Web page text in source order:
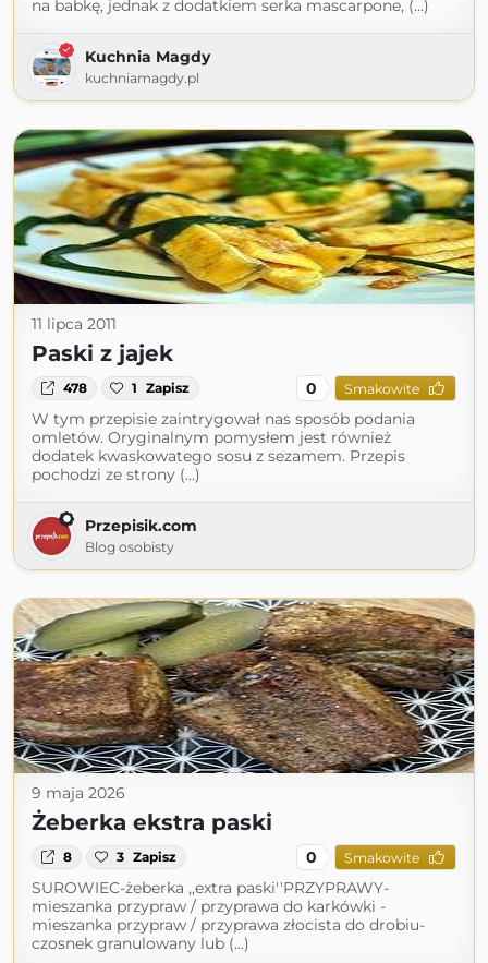
na babkę, jednak z dodatkiem serka mascarpone, (...)
Kuchnia Magdy
kuchniamagdy.pl
11 lipca 2011
Paski z jajek
478 1 Zapisz 0 Smakowite
W tym przepisie zaintrygował nas sposób podania
omletów. Oryginalnym pomysłem jest również
dodatek kwaskowatego sosu z sezamem. Przepis
pochodzi ze strony (...)
Przepisik.com
Blog osobisty
9 maja 2026
Żeberka ekstra paski
8 3 Zapisz 0 Smakowite
SUROWIEC-żeberka ,,extra paski''PRZYPRAWY-
mieszanka przypraw / przyprawa do karkówki -
mieszanka przypraw / przyprawa złocista do drobiu-
czosnek granulowany lub (...)